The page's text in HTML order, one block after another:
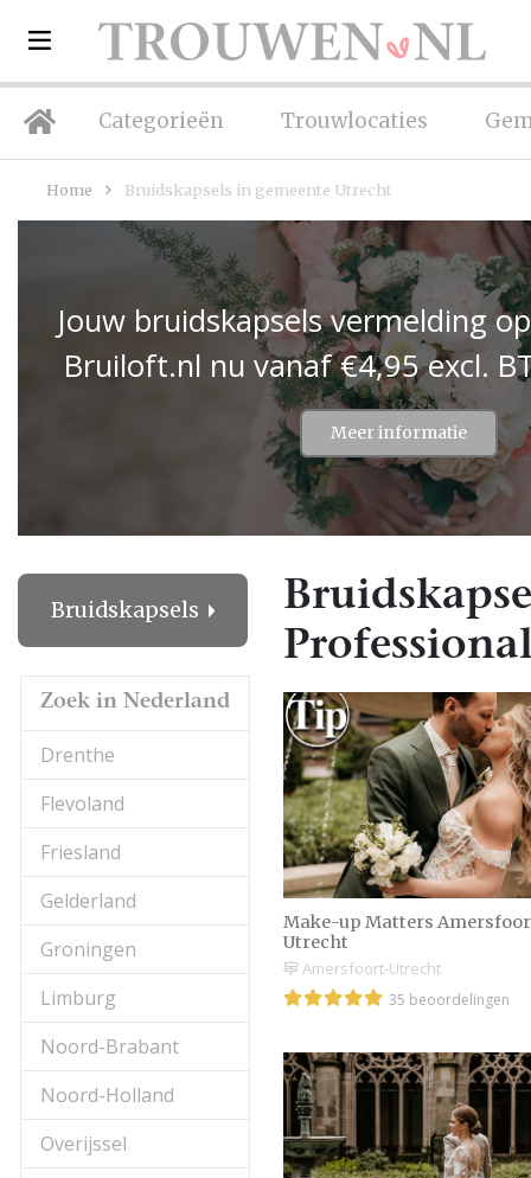
Categorieën Trouwlocaties
Home Bruidskapsels in gemeente Utrecht
Jouw bruidskapsels vermelding
Bruiloft.nl nu vanaf €4,95 excl.
Meer informatie
Bruidskapsels
Zoek in Nederland
Drenthe
Flevoland
Friesland
Gelderland
Groningen
Limburg
Noord-Brabant
Noord-Holland
Overijssel
Make-up Matters
Utrecht
Amersfoort-Utrecht
35 beoordelingen